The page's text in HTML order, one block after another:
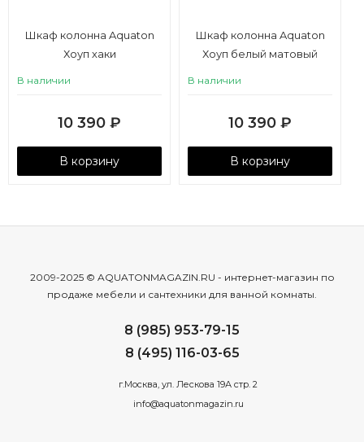
Шкаф колонна Aquaton
Хоуп хаки
В наличии
10 390 ₽
В корзину
Шкаф колонна Aquaton
Хоуп белый матовый
В наличии
10 390 ₽
В корзину
2009-2025 © AQUATONMAGAZIN.RU - интернет-магазин по
продаже мебели и сантехники для ванной комнаты.
8 (985) 953-79-15
8 (495) 116-03-65
г.Москва, ул. Лескова 19А стр. 2
info@aquatonmagazin.ru